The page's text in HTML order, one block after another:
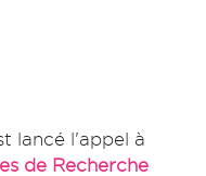
lancé l'appel à
de Recherche